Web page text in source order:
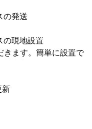
発送
現地設置
ます。簡単に設置で